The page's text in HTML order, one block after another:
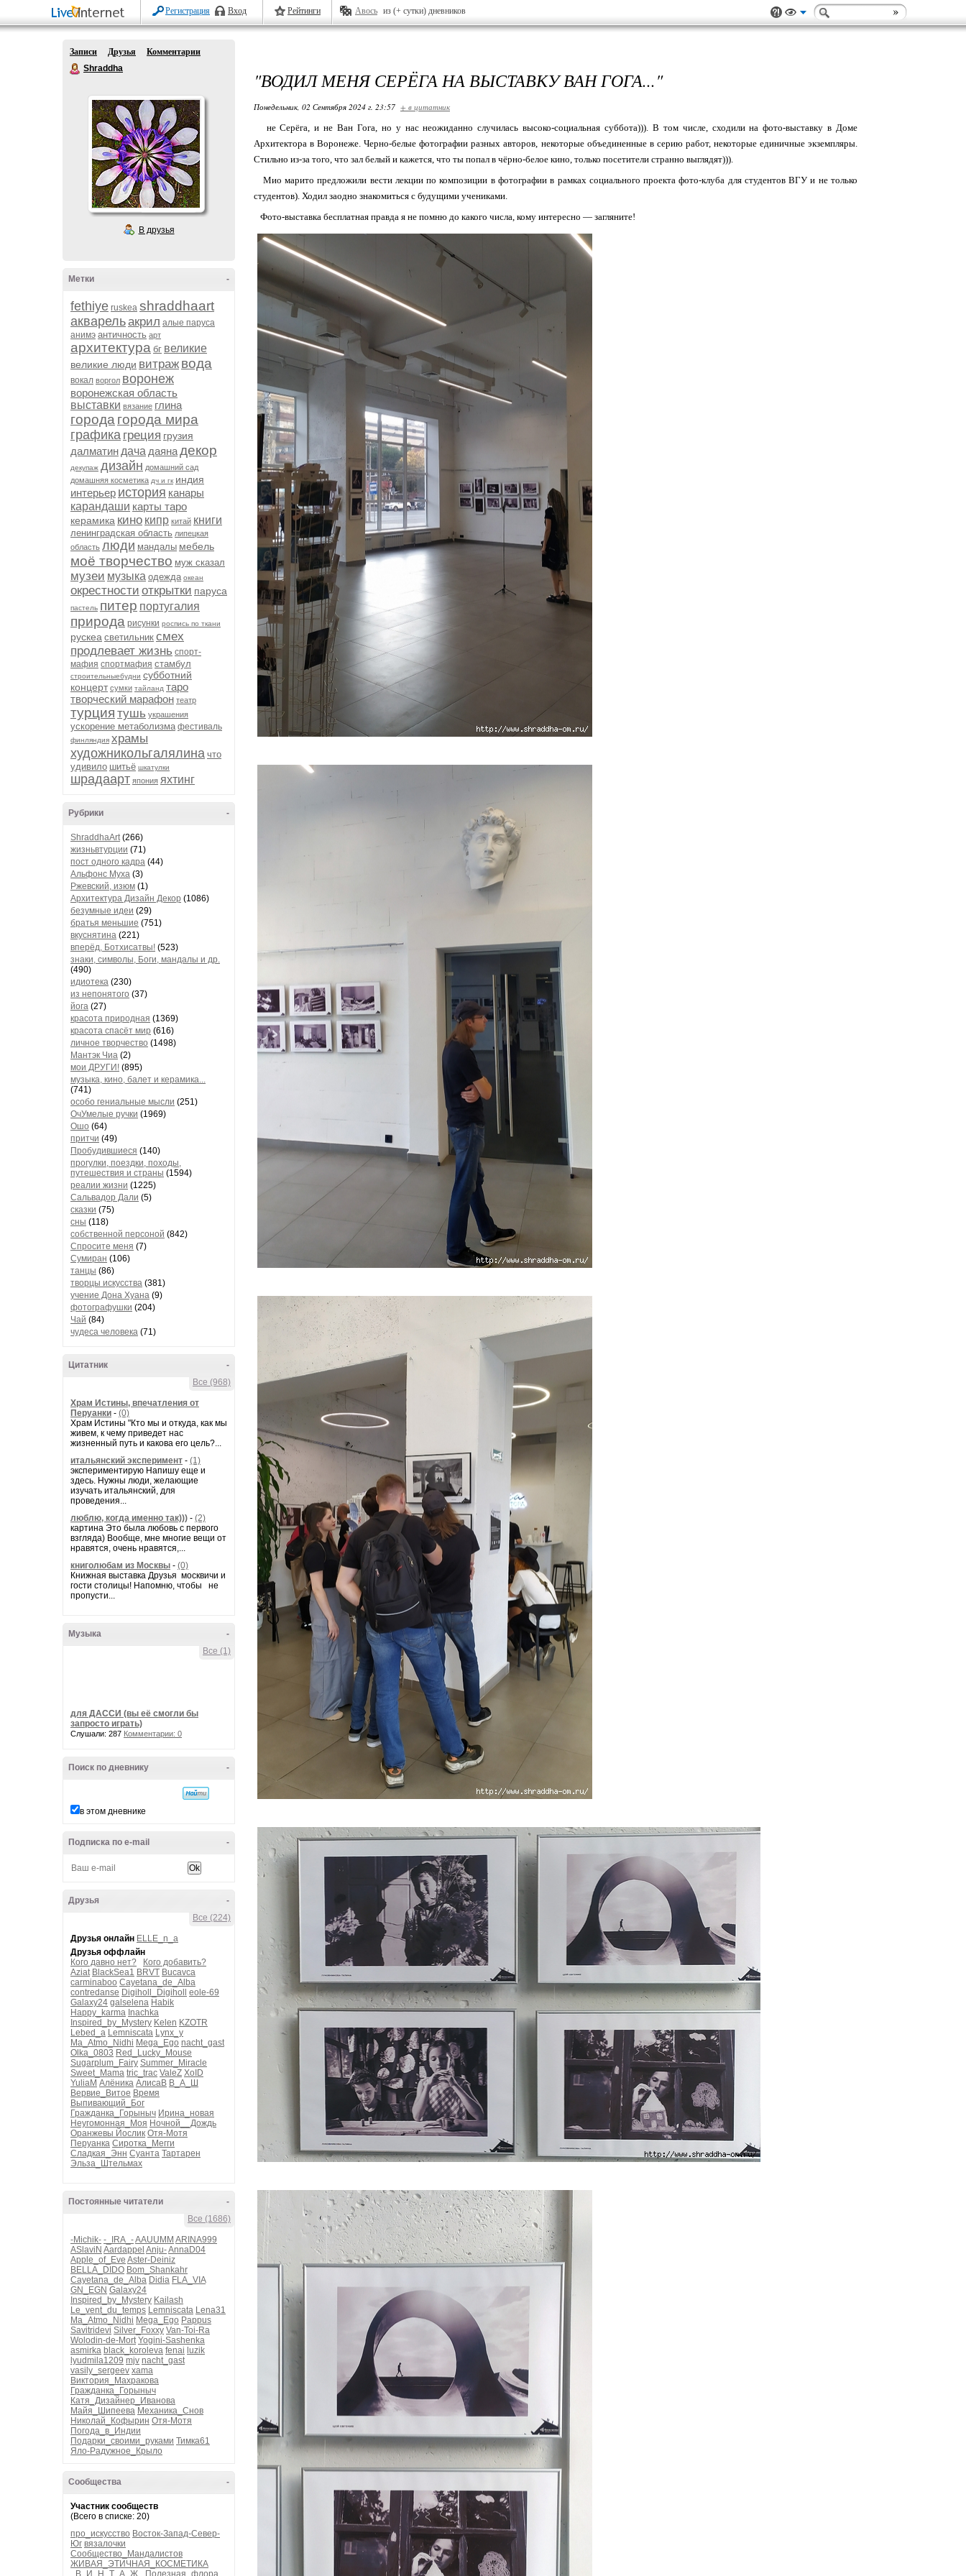
Регистрация Вход Рейтинги Авось из (+ сутки) дневников
Записи Друзья
Комментарии
Shraddha
В друзья
-
Метки
fethiye ruskea shraddhaart
акварельакрил алые паруса
анимэ античность арт
архитектура бг великие
великие люди витраж вода
вокал воргол воронеж
воронежская область
выставки вязание глина
города города мира
графика греция грузия
далматин дача даянадекор
декупаж дизайн домашний сад
домашняя косметика дч и гк индия
интерьер история канары
карандаши карты таро
керамика кино кипр китай книги
ленинградская область липецкая
область люди мандалы мебель
моё творчество муж сказал
музеи музыка одежда океан
окрестности открытки паруса
пастель питер португалия
природа рисунки роспись по ткани
рускеа светильник смех
продлевает жизнь спорт-
мафия спортмафия стамбул
строительныебудни субботний
концерт сумки тайланд таро
творческий марафон театр
турция тушь украшения
ускорение метаболизма фестиваль
финляндия храмы
художникольгалялина что
удивило шитьё шкатулки
шрадаарт япония яхтинг
-
Рубрики
ShraddhaArt(266)
жизньвтурции (71)
пост одного кадра (44)
Альфонс Муха (3)
Ржевский, изюм (1)
Архитектура Дизайн Декор (1086)
безумные идеи (29)
братья меньшие (751)
вкуснятина (221)
вперёд, Ботхисатвы! (523)
знаки, символы, Боги, мандалы и др.
(490)
идиотека (230)
из непонятого (37)
йога (27)
красота природная (1369)
красота спасёт мир (616)
личное творчество (1498)
Мантэк Чиа (2)
мои ДРУГИ! (895)
музыка, кино, балет и керамика...
(741)
особо гениальные мысли (251)
ОчУмелые ручки (1969)
Ошо (64)
притчи (49)
Пробудившиеся (140)
прогулки, поездки, походы,
путешествия и страны (1594)
реалии жизни (1225)
Сальвадор Дали (5)
сказки (75)
сны (118)
собственной персоной (842)
Спросите меня (7)
Сумиран (106)
танцы (86)
творцы искусства (381)
учение Дона Хуана (9)
фотографушки (204)
Чай (84)
чудеса человека (71)
-
Цитатник
Все (968)
Храм Истины, впечатления от
Перуанки - (0)
Храм Истины "Кто мы и откуда, как мы
живем, к чему приведет нас
жизненный путь и какова его цель?...
итальянский эксперимент - (1)
экспериментирую Напишу еще и
здесь. Нужны люди, желающие
изучать итальянский, для
проведения...
люблю, когда именно так))) - (2)
картина Это была любовь с первого
взгляда) Вообще, мне многие вещи от
нравятся, очень нравятся,...
книголюбам из Москвы - (0)
Книжная выставка Друзья москвичи и
гости столицы! Напомню, чтобы не
пропусти...
-
Музыка
Все (1)
для ДАССИ (вы её смогли бы
запросто играть)
Слушали: 287 Комментарии: 0
-
Поиск по дневнику
в этом дневнике
-
Подписка по e-mail
-
Друзья
Все (224)
Друзья онлайн ELLE_n_a
Друзья оффлайн
Кого давно нет?
Кого добавить?
Aziat BlackSea1 BRVT Bucavca
carminaboo Cayetana_de_Alba
contredanse Digiholl_Digiholl
eole-69
Galaxy24 galselena Habik
Happy_karma Inachka
Inspired_by_Mystery Kelen KZOTR
Lebed_a Lemniscata Lynx_y
Ma_Atmo_Nidhi Mega_Ego nacht_gast
Olka_0803 Red_Lucky_Mouse
Sugarplum_Fairy Summer_Miracle
Sweet_Mama tric_trac ValeZ XoID
YuliaM Алёника АлисаВ В_А_Ш
Вервие_Витое Время
Выпивающий_Бог
Гражданка_Горыныч Ирина_новая
Неугомонная_Моя Ночной__Дождь
Оранжевы Йослик Отя-Мотя
Перуанка Сиротка_Мегги
Сладкая_Энн Суанта Тартарен
Эльза_Штельмах
-
Постоянные читатели
Все (1686)
-Michik- -_IRA_-AAUUMM ARINA999
ASlaviN Aardappel Anju-AnnaD04
Apple_of_Eve Aster-Deiniz
BELLA_DIDO Bom_Shankahr
Cayetana_de_Alba Didia FLA_VIA
GN_EGN Galaxy24
Inspired_by_Mystery Kailash
Le_vent_du_temps Lemniscata Lena31
Ma_Atmo_Nidhi Mega_Ego Pappus
Savitridevi Silver_Foxxy Van-Toi-Ra
Wolodin-de-Mort Yogini-Sashenka
asmirka black_koroleva fenai luzik
lyudmila1209 mjv nacht_gast
vasily_sergeev xama
Виктория_Махракова
Гражданка_Горыныч
Катя_Дизайнер_Иванова
Майя_Шипеева Механика_Снов
Николай_Кофырин Отя-Мотя
Погода_в_Индии
Подарки_своими_руками Тимка61
Яло-Радужное_Крыло
-
Сообщества
Участник сообществ
(Всего в списке: 20)
про_искусство Восток-Запад-Север-
Юг вязалочки
Сообщество_Мандалистов
ЖИВАЯ_ЭТИЧНАЯ_КОСМЕТИКА
_В_И_Н_Т_А_Ж_
Полезная_флора
"ВОДИЛ МЕНЯ СЕРЁГА НА ВЫСТАВКУ ВАН ГОГА..."
Понедельник, 02 Сентября 2024 г. 23:57 + в цитатник
не Серёга, и не Ван Гога, но у нас неожиданно случилась высоко-социальная суббота))). В том числе, сходили на фото-выставку в Доме
Архитектора в Воронеже. Черно-белые фотографии разных авторов, некоторые объединенные в серию работ, некоторые единичные экземпляры.
Стильно из-за того, что зал белый и кажется, что ты попал в чёрно-белое кино, только посетители странно выглядят))).
Мио марито предложили вести лекции по композиции в фотографии в рамках социального проекта фото-клуба для студентов ВГУ и не только
студентов). Ходил заодно знакомиться с будущими учениками.
Фото-выставка бесплатная правда я не помню до какого числа, кому интересно — загляните!